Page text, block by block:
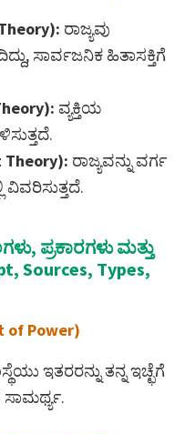
ರಾಜ್ಯವು
ಸಾರ್ವಜನಿಕ ಹಿತಾಸಕ್ತಿಗೆ
ವ್ಯಕ್ತಿಯ
Theory): ರಾಜ್ಯವನ್ನು ವರ್ಗ
ವಿವರಿಸುತ್ತದೆ.
ಪ್ರಕಾರಗಳು ಮತ್ತು
Sources, Types,
of Power)
ಇತರರನ್ನು ತನ್ನ ಇಚ್ಛೆಗೆ